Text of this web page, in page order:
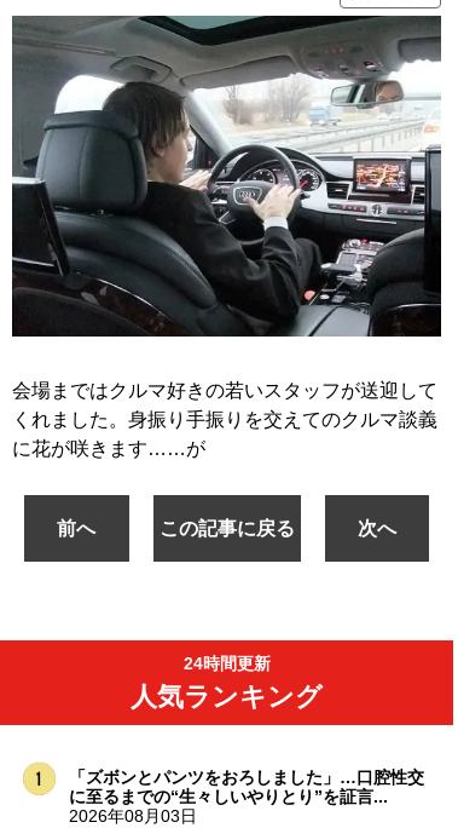
会場まではクルマ好きの若いスタッフが送迎して
くれました。身振り手振りを交えてのクルマ談義
に花が咲きます……が
前へ この記事に戻る 次へ
24時間更新
人気ランキング
「ズボンとパンツをおろしました」…口腔性交
に至るまでの“生々しいやりとり”を証言...
2026年08月03日